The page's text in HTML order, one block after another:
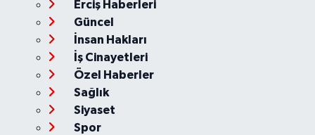
Erciş Haberleri
Güncel
İnsan Hakları
İş Cinayetleri
Özel Haberler
Sağlık
Siyaset
Spor